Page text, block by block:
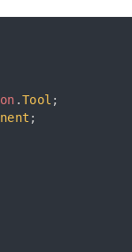
.Tool ;
;